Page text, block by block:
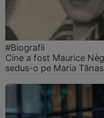
#Biografii
Cine a fost Maurice
sedus-o pe Maria